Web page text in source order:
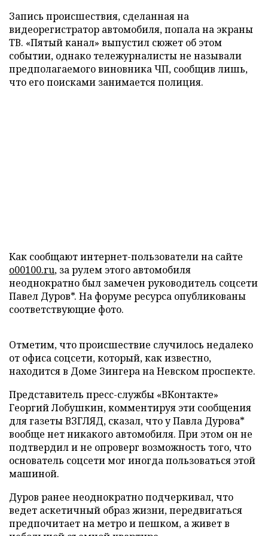
Запись происшествия, сделанная на
видеорегистратор автомобиля, попала на экраны
ТВ. «Пятый канал» выпустил сюжет об этом
событии, однако тележурналисты не называли
предполагаемого виновника ЧП, сообщив лишь,
что его поисками занимается полиция.
Как сообщают интернет-пользователи на сайте
o00100.ru, за рулем этого автомобиля
неоднократно был замечен руководитель соцсети
Павел Дуров*. На форуме ресурса опубликованы
соответствующие фото.
Отметим, что происшествие случилось недалеко
от офиса соцсети, который, как известно,
находится в Доме Зингера на Невском проспекте.
Представитель пресс-службы «ВКонтакте»
Георгий Лобушкин, комментируя эти сообщения
для газеты ВЗГЛЯД, сказал, что у Павла Дурова*
вообще нет никакого автомобиля. При этом он не
подтвердил и не опроверг возможность того, что
основатель соцсети мог иногда пользоваться этой
машиной.
Дуров ранее неоднократно подчеркивал, что
ведет аскетичный образ жизни, передвигаться
предпочитает на метро и пешком, а живет в